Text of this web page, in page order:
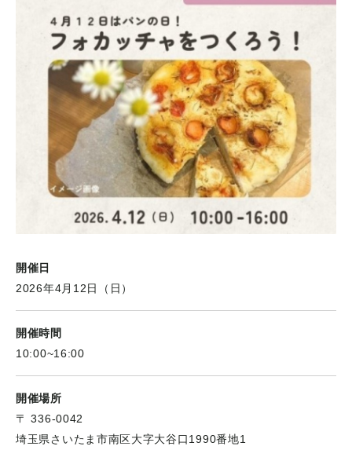
開催日
2026年4月12日（日）
開催時間
10:00~16:00
開催場所
〒 336-0042
埼玉県さいたま市南区大字大谷口1990番地1